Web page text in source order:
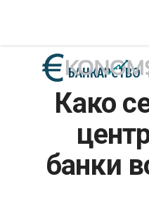
АКТУЕЛНО
ЕКОНОМИЈА
ФИНАНСИИ
БАНКАРСТВО
БАНКАРСТВО
Како
банки